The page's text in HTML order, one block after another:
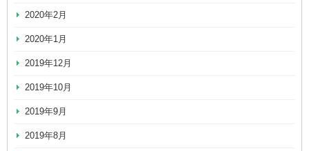
2020年2月
2020年1月
2019年12月
2019年10月
2019年9月
2019年8月